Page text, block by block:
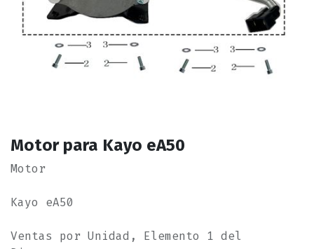
Motor para Kayo eA50
Motor
Kayo eA50
Ventas por Unidad, Elemento 1 del